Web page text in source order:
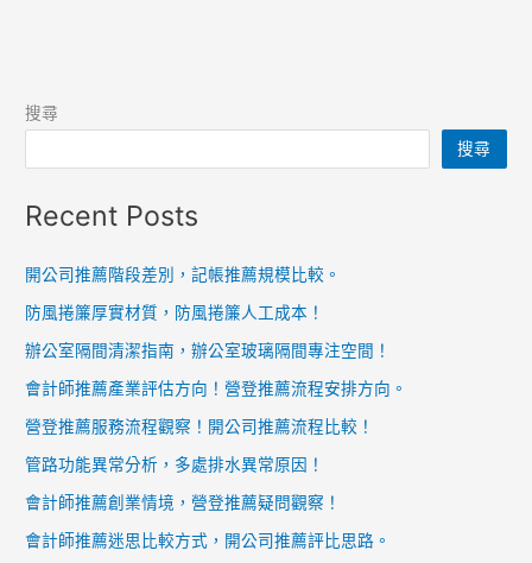
搜尋
搜尋
Recent Posts
開公司推薦階段差別，記帳推薦規模比較。
防風捲簾厚實材質，防風捲簾人工成本！
辦公室隔間清潔指南，辦公室玻璃隔間專注空間！
會計師推薦產業評估方向！營登推薦流程安排方向。
營登推薦服務流程觀察！開公司推薦流程比較！
管路功能異常分析，多處排水異常原因！
會計師推薦創業情境，營登推薦疑問觀察！
會計師推薦迷思比較方式，開公司推薦評比思路。